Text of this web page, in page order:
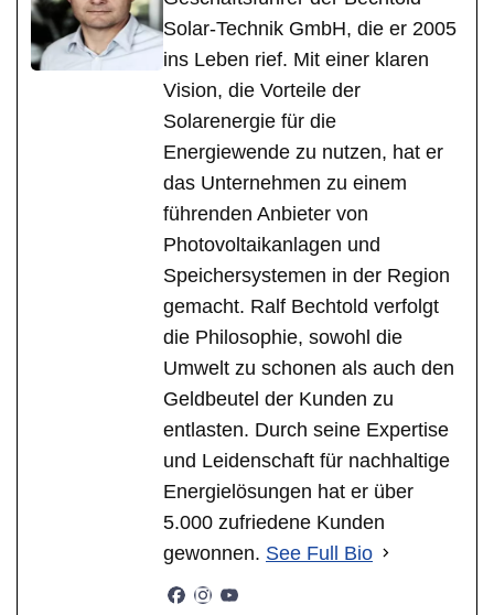
Solar-Technik GmbH, die er 2005
ins Leben rief. Mit einer klaren
Vision, die Vorteile der
Solarenergie für die
Energiewende zu nutzen, hat er
das Unternehmen zu einem
führenden Anbieter von
Photovoltaikanlagen und
Speichersystemen in der Region
gemacht. Ralf Bechtold verfolgt
die Philosophie, sowohl die
Umwelt zu schonen als auch den
Geldbeutel der Kunden zu
entlasten. Durch seine Expertise
und Leidenschaft für nachhaltige
Energielösungen hat er über
5.000 zufriedene Kunden
gewonnen. See Full Bio